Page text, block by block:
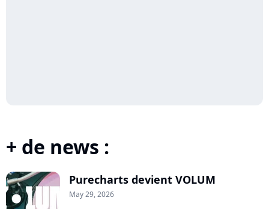
+ de news :
Purecharts devient VOLUM
May 29, 2026